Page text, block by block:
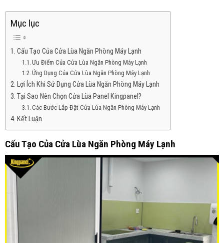
Mục lục
Cấu Tạo Của Cửa Lùa Ngăn Phòng Máy Lạnh
Ưu Điểm Của Cửa Lùa Ngăn Phòng Máy Lạnh
Ứng Dụng Của Cửa Lùa Ngăn Phòng Máy Lạnh
Lợi Ích Khi Sử Dụng Cửa Lùa Ngăn Phòng Máy Lạnh
Tại Sao Nên Chọn Cửa Lùa Panel Kingpanel?
Các Bước Lắp Đặt Cửa Lùa Ngăn Phòng Máy Lạnh
Kết Luận
Cấu Tạo Của Cửa Lùa Ngăn Phòng Máy Lạnh